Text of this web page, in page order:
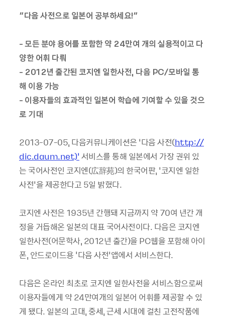
“다음 사전으로 일본어 공부하세요!”
- 모든 분야 용어를 포함한 약 24만여 개의 실용적이고 다
양한 어휘 다뤄
- 2012년 출간된 코지엔 일한사전, 다음 PC/모바일 통
해 이용 가능
- 이용자들의 효과적인 일본어 학습에 기여할 수 있을 것으
로 기대
2013-07-05, 다음커뮤니케이션은 ‘다음 사전(http://
dic.daum.net)’ 서비스를 통해 일본에서 가장 권위 있
는 국어사전인 코지엔(広辞苑)의 한국어판, ‘코지엔 일한
사전’을 제공한다고 5일 밝혔다.
코지엔 사전은 1935년 간행돼 지금까지 약 70여 년간 개
정을 거듭해온 일본의 대표 국어사전이다. 다음은 코지엔
일한사전(어문학사, 2012년 출간)을 PC웹을 포함해 아이
폰, 안드로이드용 '다음 사전’앱에서 서비스한다.
다음은 온라인 최초로 코지엔 일한사전을 서비스함으로써
이용자들에게 약 24만여개의 일본어 어휘를 제공할 수 있
게 됐다. 일본의 고대, 중세, 근세 시대에 걸친 고전작품에